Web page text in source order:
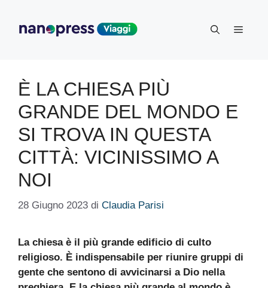
contenuto
Menu
È LA CHIESA PIÙ
GRANDE DEL MONDO E
SI TROVA IN QUESTA
CITTÀ: VICINISSIMO A
NOI
28 Giugno 2023 di Claudia Parisi
La chiesa è il più grande edificio di culto
religioso. È indispensabile per riunire gruppi di
gente che sentono di avvicinarsi a Dio nella